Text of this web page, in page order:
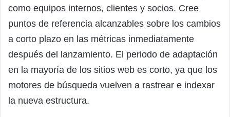
como equipos internos, clientes y socios. Cree
puntos de referencia alcanzables sobre los cambios
a corto plazo en las métricas inmediatamente
después del lanzamiento. El periodo de adaptación
en la mayoría de los sitios web es corto, ya que los
motores de búsqueda vuelven a rastrear e indexar
la nueva estructura.